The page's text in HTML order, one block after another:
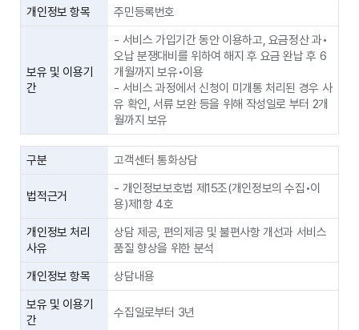
개인정보 항목 주민등록번호
보유 및 이용기
간
- 서비스 가입기간 동안 이용하고, 요금정산 과•
오납 분쟁대비를 위하여 해지 후 요금 완납 후 6
개월까지 보유•이용
- 서비스 과정에서 신청이 미개통 처리된 경우 사
유 확인, 서류 보완 등을 위해 작성일로 부터 2개
월까지 보유
구분 고객센터 통화상담
법적근거
- 개인정보보호법 제15조(개인정보의 수집•이
용)제1항 4호
개인정보 처리
사유
상담 제공, 편의제공 및 불편사항 개선과 서비스
품질 향상을 위한 분석
개인정보 항목 상담내용
보유 및 이용기
간
수집일로부터 3년